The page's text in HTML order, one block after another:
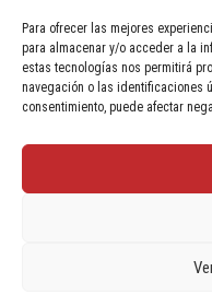
Para ofrecer las mejores
para almacenar y/o acceder a la
estas tecnologías nos permitirá
navegación o las identificaciones
consentimiento, puede afectar
972 15 46 46
© Cinemes Roses - 2022, all